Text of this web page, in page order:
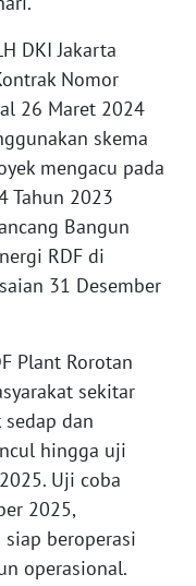
DKI Jakarta
Nomor
26 Maret 2024
skema
mengacu pada
Tahun 2023
Bangun
RDF di
31 Desember
Plant Rorotan
sekitar
dan
hingga uji
Uji coba
2025,
beroperasi
operasional.